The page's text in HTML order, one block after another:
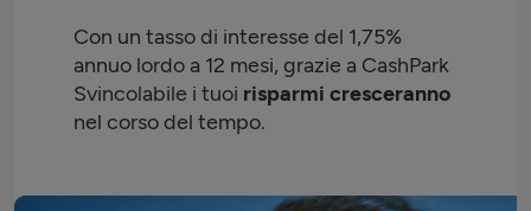
Con un tasso di interesse del 1,75%
annuo lordo a 12 mesi, grazie a CashPark
Svincolabile i tuoi risparmi cresceranno
nel corso del tempo.